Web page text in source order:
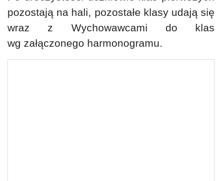
pozostają na hali, pozostałe klasy udają się
wraz z Wychowawcami do klas
wg załączonego harmonogramu.